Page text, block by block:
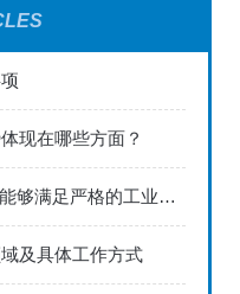
在哪些方面？
Defelsko国产精品探花在线能够满足严格的工业标准
及具体工作方式